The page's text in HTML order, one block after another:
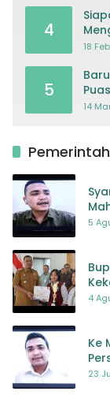
4
18
5
14
5
4
Ke
23